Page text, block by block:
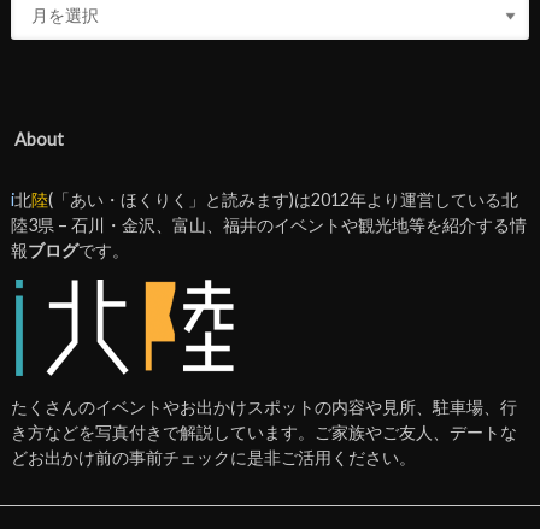
About
i北陸(「あい・ほくりく」と読みます)は2012年より運営している北
陸3県 – 石川・金沢、富山、福井のイベントや観光地等を紹介する情
報ブログです。
たくさんのイベントやお出かけスポットの内容や見所、駐車場、行
き方などを写真付きで解説しています。ご家族やご友人、デートな
どお出かけ前の事前チェックに是非ご活用ください。